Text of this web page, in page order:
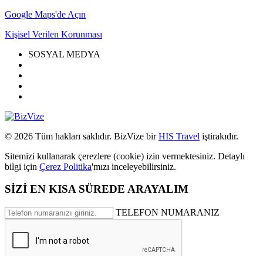
Google Maps'de Açın
Kişisel Verilen Korunması
SOSYAL MEDYA
© 2026 Tüm hakları saklıdır. BizVize birHIS Travel iştirakıdır.
Sitemizi kullanarak çerezlere (cookie) izin vermektesiniz. Detaylı
bilgi için Çerez Politika'mızı inceleyebilirsiniz.
SİZİ EN KISA SÜREDE ARAYALIM
TELEFON NUMARANIZ